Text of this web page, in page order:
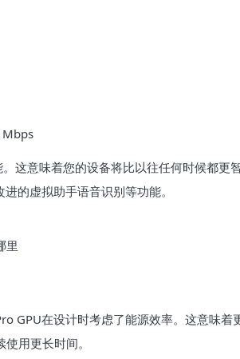
Mbps
这意味着您的设备将比以往任何时候都更
的虚拟助手语音识别等功能。
里
GPU在设计时考虑了能源效率。这意味着
用更长时间。